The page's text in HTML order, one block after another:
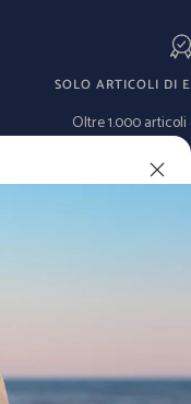
SOLO ARTICOLI DI
Oltre 1.000